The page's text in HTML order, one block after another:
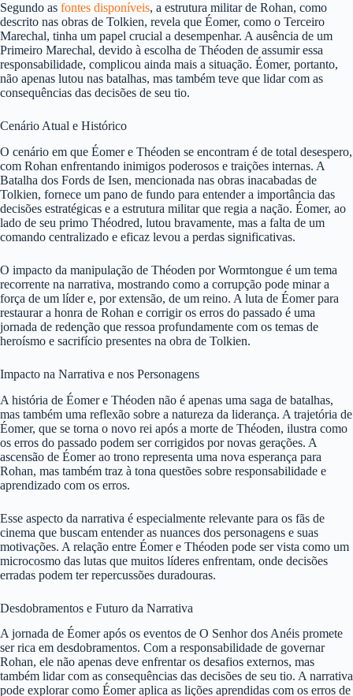
Segundo as fontes disponíveis, a estrutura militar de Rohan, como
descrito nas obras de Tolkien, revela que Éomer, como o Terceiro
Marechal, tinha um papel crucial a desempenhar. A ausência de um
Primeiro Marechal, devido à escolha de Théoden de assumir essa
responsabilidade, complicou ainda mais a situação. Éomer, portanto,
não apenas lutou nas batalhas, mas também teve que lidar com as
consequências das decisões de seu tio.
Cenário Atual e Histórico
O cenário em que Éomer e Théoden se encontram é de total desespero,
com Rohan enfrentando inimigos poderosos e traições internas. A
Batalha dos Fords de Isen, mencionada nas obras inacabadas de
Tolkien, fornece um pano de fundo para entender a importância das
decisões estratégicas e a estrutura militar que regia a nação. Éomer, ao
lado de seu primo Théodred, lutou bravamente, mas a falta de um
comando centralizado e eficaz levou a perdas significativas.
O impacto da manipulação de Théoden por Wormtongue é um tema
recorrente na narrativa, mostrando como a corrupção pode minar a
força de um líder e, por extensão, de um reino. A luta de Éomer para
restaurar a honra de Rohan e corrigir os erros do passado é uma
jornada de redenção que ressoa profundamente com os temas de
heroísmo e sacrifício presentes na obra de Tolkien.
Impacto na Narrativa e nos Personagens
A história de Éomer e Théoden não é apenas uma saga de batalhas,
mas também uma reflexão sobre a natureza da liderança. A trajetória de
Éomer, que se torna o novo rei após a morte de Théoden, ilustra como
os erros do passado podem ser corrigidos por novas gerações. A
ascensão de Éomer ao trono representa uma nova esperança para
Rohan, mas também traz à tona questões sobre responsabilidade e
aprendizado com os erros.
Esse aspecto da narrativa é especialmente relevante para os fãs de
cinema que buscam entender as nuances dos personagens e suas
motivações. A relação entre Éomer e Théoden pode ser vista como um
microcosmo das lutas que muitos líderes enfrentam, onde decisões
erradas podem ter repercussões duradouras.
Desdobramentos e Futuro da Narrativa
A jornada de Éomer após os eventos de O Senhor dos Anéis promete
ser rica em desdobramentos. Com a responsabilidade de governar
Rohan, ele não apenas deve enfrentar os desafios externos, mas
também lidar com as consequências das decisões de seu tio. A narrativa
pode explorar como Éomer aplica as lições aprendidas com os erros de